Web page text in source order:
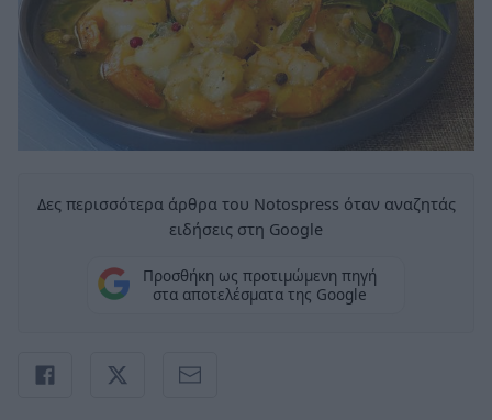
Δες περισσότερα άρθρα του Notospress όταν αναζητάς
ειδήσεις στη Google
Προσθήκη ως προτιμώμενη πηγή
στα αποτελέσματα της Google